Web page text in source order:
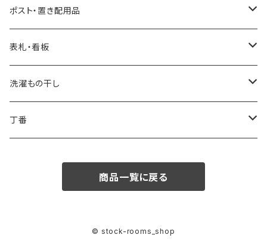
0.2L
0.7L
油性自然塗料
0.07L
0.75L
太鼓鋲
飾りビス
ビスキャップ
ポスト・置き配用品
ポスト
スタッポ
ポスティーレ
後付け宅配ボックス
コンボミドルタイプ
置き配用品
表札・看板
看板
洗濯もの干し
ランドリー用ハンガーパイプ
丁番
商品一覧に戻る
© stock-rooms_shop